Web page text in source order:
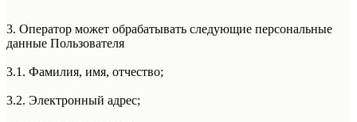
3. Оператор может обрабатывать следующие персональные
данные Пользователя
3.1. Фамилия, имя, отчество;
3.2. Электронный адрес;